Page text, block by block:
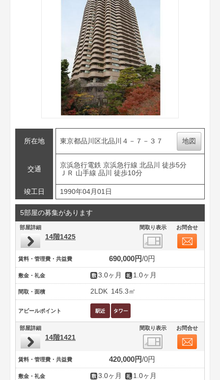
所在地 東京都品川区北品川４－７－３７ 地図
交通
京浜急行電鉄 京浜急行線 北品川 徒歩5分
ＪＲ 山手線 品川 徒歩10分
竣工日 1990年04月01日
5部屋の募集があります
部屋詳細 間取り表示 お問合せ
14階1425
賃料・管理費・共益費 690,000円 0円
敷金・礼金 3.0ヶ月 1.0ヶ月
間取・面積 2LDK 145.3㎡
アピールポイント
部屋詳細 間取り表示 お問合せ
14階1421
賃料・管理費・共益費 420,000円 0円
敷金・礼金 3.0ヶ月 1.0ヶ月